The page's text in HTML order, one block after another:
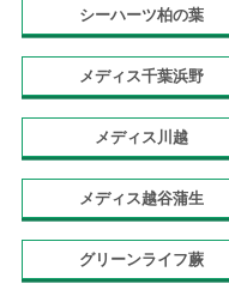
シーハーツ柏の葉
メディス千葉浜野
メディス川越
メディス越谷蒲生
グリーンライフ蕨